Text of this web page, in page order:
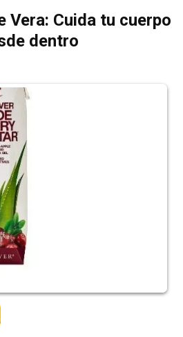
Vera: Cuida tu cuerpo
dentro